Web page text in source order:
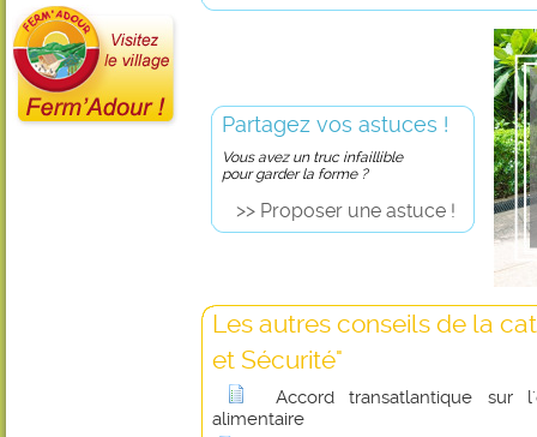
Partagez vos astuces !
Vous avez un truc infaillible
pour garder la forme ?
>> Proposer une astuce !
Les autres conseils de la
et Sécurité"
Accord transatlantique sur
alimentaire